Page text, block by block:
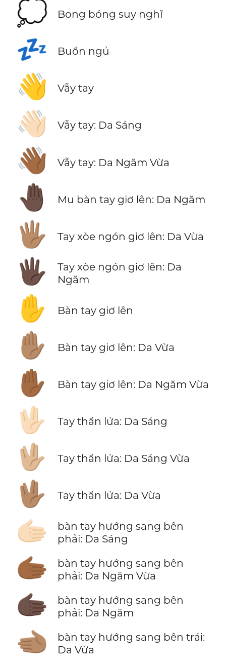
💭 Bong bóng suy nghĩ
💤 Buồn ngủ
👋 Vẫy tay
👋🏻 Vẫy tay: Da Sáng
👋🏾 Vẫy tay: Da Ngăm Vừa
🤚🏿 Mu bàn tay giơ lên: Da Ngăm
🖐🏽 Tay xòe ngón giơ lên: Da Vừa
🖐🏿
Tay xòe ngón giơ lên: Da
Ngăm
✋ Bàn tay giơ lên
✋🏽 Bàn tay giơ lên: Da Vừa
✋🏾 Bàn tay giơ lên: Da Ngăm Vừa
🖖🏻 Tay thần lửa: Da Sáng
🖖🏼 Tay thần lửa: Da Sáng Vừa
🖖🏽 Tay thần lửa: Da Vừa
🫱🏻
bàn tay hướng sang bên
phải: Da Sáng
🫱🏾
bàn tay hướng sang bên
phải: Da Ngăm Vừa
🫱🏿
bàn tay hướng sang bên
phải: Da Ngăm
🫲🏽
bàn tay hướng sang bên trái:
Da Vừa